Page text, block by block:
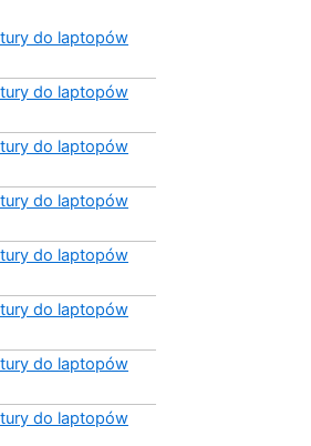
do laptopów
do laptopów
do laptopów
do laptopów
do laptopów
do laptopów
do laptopów
do laptopów